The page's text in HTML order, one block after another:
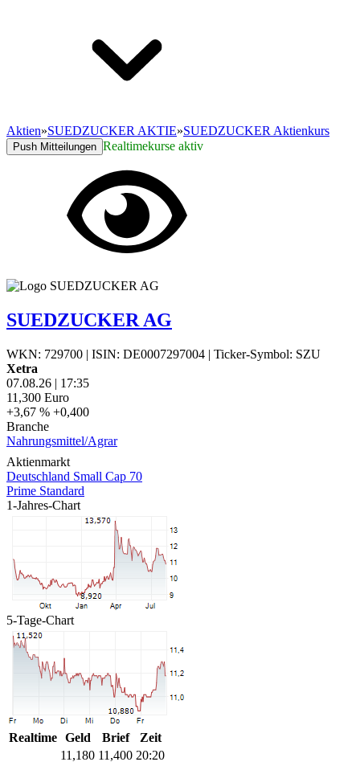
Aktien»SUEDZUCKER AKTIE»SUEDZUCKER Aktienkurs
Push Mitteilungen Realtimekurse aktiv
SUEDZUCKER AG
WKN: 729700 | ISIN: DE0007297004 | Ticker-Symbol: SZU
Xetra
07.08.26 | 17:35
11,300 Euro
+3,67 % +0,400
Branche
Nahrungsmittel/Agrar
Aktienmarkt
Deutschland Small Cap 70
Prime Standard
1-Jahres-Chart
5-Tage-Chart
Realtime Geld Brief
Zeit
11,180 11,400 20:20